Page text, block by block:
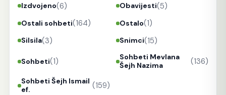
Izdvojeno(6) Obavijesti(5)
Ostali sohbeti(164) Ostalo(1)
Silsila(3) Snimci(15)
Sohbeti(1)
Sohbeti Mevlana
Šejh Nazima
(136)
Sohbeti Šejh Ismail
ef.
(159)